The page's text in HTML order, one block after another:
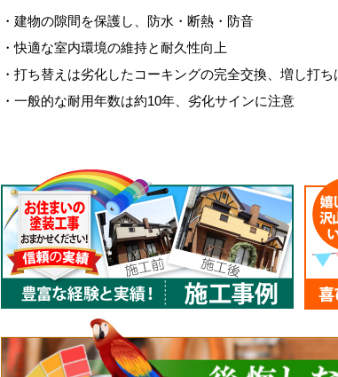
・建物の隙間を保護し、防水・断熱・防音
・快適な室内環境の維持と耐久性向上
・打ち替えは劣化したコーキングの完全交換、増し打ち
・一般的な耐用年数は約10年、劣化サインに注意